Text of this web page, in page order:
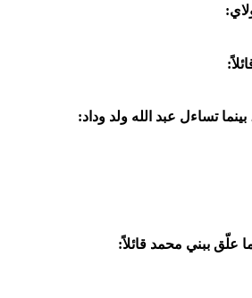
تساءل عبد الله ولد وداد:
علّق ببني محمد قائلاً: